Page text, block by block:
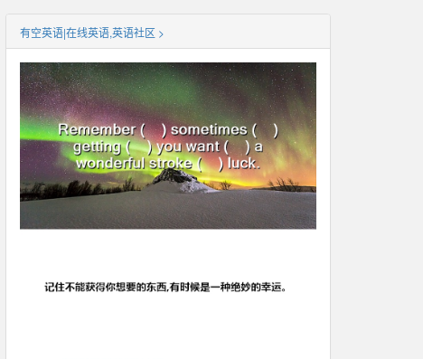
有空英语|在线英语,英语社区 >